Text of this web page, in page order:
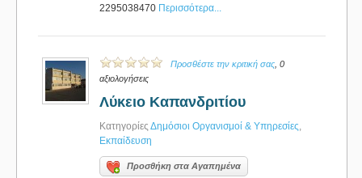
2295038470 Περισσότερα...
Προσθέστε την κριτική σας , 0
αξιολογήσεις
Λύκειο Καπανδριτίου
Κατηγορίες Δημόσιοι Οργανισμοί & Υπηρεσίες,
Εκπαίδευση
Προσθήκη στα Αγαπημένα